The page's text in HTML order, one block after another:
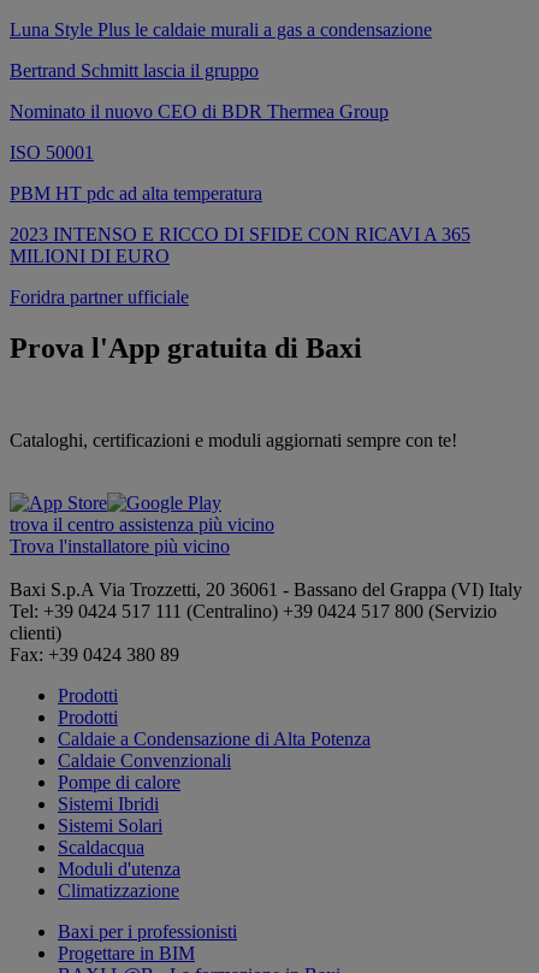
Luna Style Plus le caldaie murali a gas a condensazione
Bertrand Schmitt lascia il gruppo
Nominato il nuovo CEO di BDR Thermea Group
ISO 50001
PBM HT pdc ad alta temperatura
2023 INTENSO E RICCO DI SFIDE CON RICAVI A 365
MILIONI DI EURO
Foridra partner ufficiale
Prova l'App gratuita di Baxi
Cataloghi, certificazioni e moduli aggiornati sempre con te!
trova il centro assistenza più vicino
Trova l'installatore più vicino
Baxi S.p.A Via Trozzetti, 20 36061 - Bassano del Grappa (VI) Italy
Tel: +39 0424 517 111 (Centralino) +39 0424 517 800 (Servizio
clienti)
Fax: +39 0424 380 89
Prodotti
Prodotti
Caldaie a Condensazione di Alta Potenza
Caldaie Convenzionali
Pompe di calore
Sistemi Ibridi
Sistemi Solari
Scaldacqua
Moduli d'utenza
Climatizzazione
Baxi per i professionisti
Progettare in BIM